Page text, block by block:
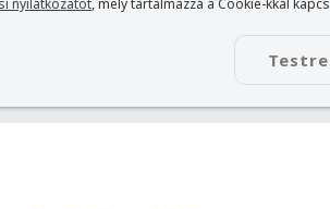
nyilatkozatot, mely tartalmazza a Cookie-kkal
KIEGÉSZÍTŐ